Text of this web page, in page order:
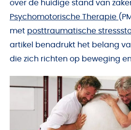
over de huidige stand van
Psychomotorische Therapie
met posttraumatische
artikel benadrukt het belang
die zich richten op beweging